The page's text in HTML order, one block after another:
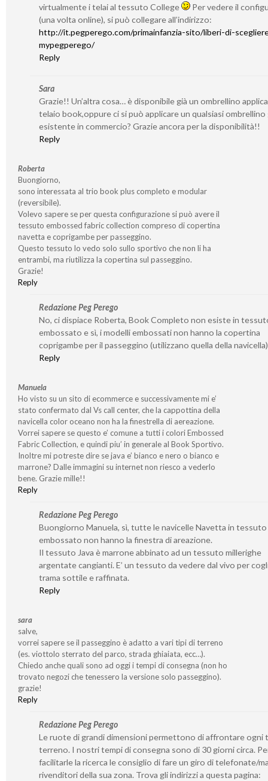
virtualmente i telai al tessuto College
Per vedere il
(una volta online), si può collegare all’indirizzo:
http://it.pegperego.com/primainfanzia-sito/liberi-di-
mypegperego/
Reply
Sara
Grazie!! Un’altra cosa… è disponibile già un ombrellino
telaio book,oppure ci si può applicare un qualsiasi ombrellino
esistente in commercio? Grazie ancora per la disponibilità!!
Reply
Roberta
Buongiorno,
sono interessata al trio book plus completo e modular
(reversibile).
Volevo sapere se per questa configurazione si può avere il
tessuto embossed fabric collection compreso di copertina
navetta e coprigambe per passeggino.
Questo tessuto lo vedo solo sullo sportivo che non li ha
entrambi, ma riutilizza la copertina sul passeggino.
Grazie!
Reply
Redazione Peg Perego
No, ci dispiace Roberta, Book Completo non esiste in
embossato e sì, i modelli embossati non hanno la copertina
coprigambe per il passeggino (utilizzano quella della
Reply
Manuela
Ho visto su un sito di ecommerce e successivamente mi e’
stato confermato dal Vs call center, che la cappottina della
navicella color oceano non ha la finestrella di aereazione.
Vorrei sapere se questo e’ comune a tutti i colori Embossed
Fabric Collection, e quindi piu’ in generale al Book Sportivo.
Inoltre mi potreste dire se java e’ bianco e nero o bianco e
marrone? Dalle immagini su internet non riesco a vederlo
bene. Grazie mille!!
Reply
Redazione Peg Perego
Buongiorno Manuela, sì, tutte le navicelle Navetta in tessuto
embossato non hanno la finestra di areazione.
Il tessuto Java è marrone abbinato ad un tessuto millerighe
argentate cangianti. E’ un tessuto da vedere dal vivo per
trama sottile e raffinata.
Reply
sara
salve,
vorrei sapere se il passeggino è adatto a vari tipi di terreno
(es. viottolo sterrato del parco, strada ghiaiata, ecc…).
Chiedo anche quali sono ad oggi i tempi di consegna (non ho
trovato negozi che tenessero la versione solo passeggino).
grazie!
Reply
Redazione Peg Perego
Le ruote di grandi dimensioni permettono di affrontare ogni
terreno. I nostri tempi di consegna sono di 30 giorni circa.
facilitarle la ricerca le consiglio di fare un giro di telefonate/
rivenditori della sua zona. Trova gli indirizzi a questa pagina: